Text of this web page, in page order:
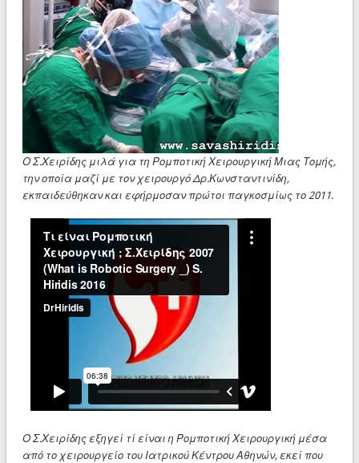
▶
Ο Σ.Χειρίδης μιλά για τη Ρομποτική Χειρουργική Μιας Τομής,
την οποία μαζί με τον χειρουργό Δρ.Κωνσταντινίδη,
εκπαιδεύθηκαν και εφήρμοσαν πρώτοι παγκοσμίως το 2011.
Ο Σ.Χειρίδης εξηγεί τί είναι η Ρομποτική Χειρουργική μέσα
από το χειρουργείο του Ιατρικού Κέντρου Αθηνών, εκεί που